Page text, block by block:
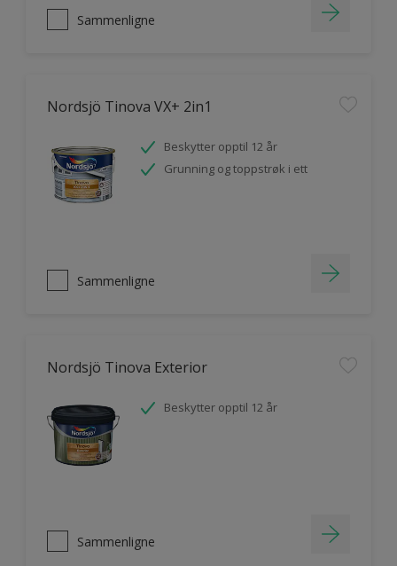
Sammenligne
Nordsjö Tinova VX+ 2in1
Beskytter opptil 12 år
Grunning og toppstrøk i ett
Sammenligne
Nordsjö Tinova Exterior
Beskytter opptil 12 år
Sammenligne